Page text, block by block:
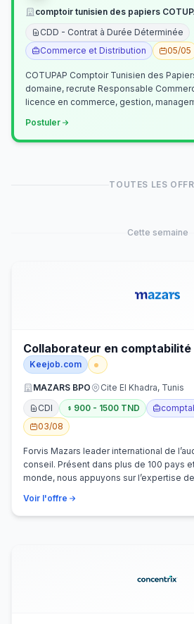
comptoir tunisien des papiers
CDD - Contrat à Durée Déterminée
Commerce et Distribution
05/05
COTUPAP Comptoir Tunisien des
domaine, recrute Responsable Commercial Titulaire d’une
licence en commerce, gestion,
Postuler
TOUTES LES
Cette semaine
Collaborateur en comptabilité
Keejob.com
MAZARS BPO
Cite El Khadra, Tunis
CDI
900 - 1500 TND
03/08
Forvis Mazars leader international de
conseil. Présent dans plus de 100 pays
monde, nous appuyons sur l’expertise
Voir l'offre